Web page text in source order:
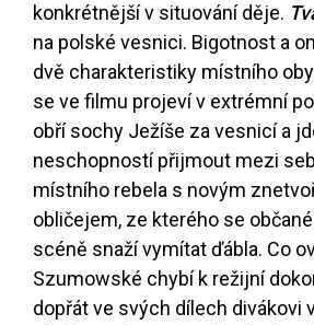
konkrétnější v situování děje.
na polské vesnici. Bigotnost a
dvě charakteristiky místního
se ve filmu projeví v extrémní
obří sochy Ježíše za vesnicí a
neschopností přijmout mezi
místního rebela s novým
obličejem, ze kterého se
scéně snaží vymítat ďábla. Co
Szumowské chybí k režijní
dopřát ve svých dílech divákovi